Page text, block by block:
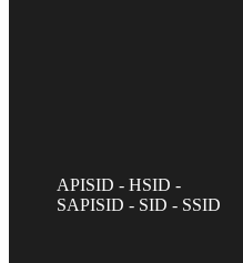
APISID - HSID -
SAPISID - SID - SSID